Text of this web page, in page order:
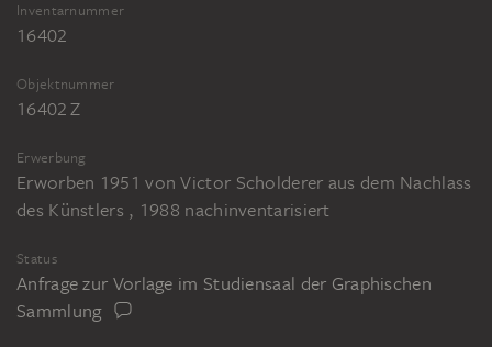
Inventarnummer
16402
Objektnummer
16402 Z
Erwerbung
Erworben 1951 von Victor Scholderer aus dem Nachlass
des Künstlers , 1988 nachinventarisiert
Status
Anfrage zur Vorlage im Studiensaal der Graphischen
Sammlung